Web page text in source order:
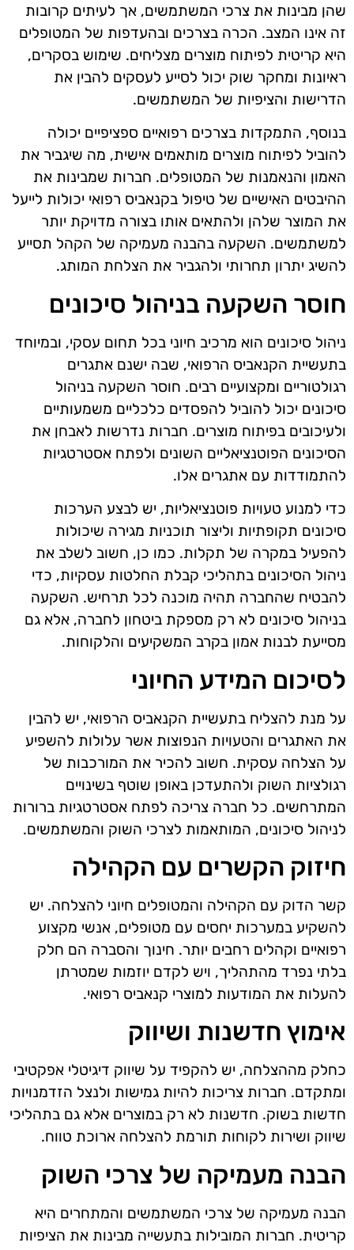
שהן מבינות את צרכי המשתמשים, אך לעיתים קרובות
זה אינו המצב. הכרה בצרכים ובהעדפות של המטופלים
היא קריטית לפיתוח מוצרים מצליחים. שימוש בסקרים,
ראיונות ומחקר שוק יכול לסייע לעסקים להבין את
הדרישות והציפיות של המשתמשים.
בנוסף, התמקדות בצרכים רפואיים ספציפיים יכולה
להוביל לפיתוח מוצרים מותאמים אישית, מה שיגביר את
האמון והנאמנות של המטופלים. חברות שמבינות את
ההיבטים האישיים של טיפול בקנאביס רפואי יכולות לייעל
את המוצר שלהן ולהתאים אותו בצורה מדויקת יותר
למשתמשים. השקעה בהבנה מעמיקה של הקהל תסייע
להשיג יתרון תחרותי ולהגביר את הצלחת המותג.
חוסר השקעה בניהול סיכונים
ניהול סיכונים הוא מרכיב חיוני בכל תחום עסקי, ובמיוחד
בתעשיית הקנאביס הרפואי, שבה ישנם אתגרים
רגולטוריים ומקצועיים רבים. חוסר השקעה בניהול
סיכונים יכול להוביל להפסדים כלכליים משמעותיים
ולעיכובים בפיתוח מוצרים. חברות נדרשות לאבחן את
הסיכונים הפוטנציאליים השונים ולפתח אסטרטגיות
להתמודדות עם אתגרים אלו.
כדי למנוע טעויות פוטנציאליות, יש לבצע הערכות
סיכונים תקופתיות וליצור תוכניות מגירה שיכולות
להפעיל במקרה של תקלות. כמו כן, חשוב לשלב את
ניהול הסיכונים בתהליכי קבלת החלטות עסקיות, כדי
להבטיח שהחברה תהיה מוכנה לכל תרחיש. השקעה
בניהול סיכונים לא רק מספקת ביטחון לחברה, אלא גם
מסייעת לבנות אמון בקרב המשקיעים והלקוחות.
לסיכום המידע החיוני
על מנת להצליח בתעשיית הקנאביס הרפואי, יש להבין
את האתגרים והטעויות הנפוצות אשר עלולות להשפיע
על הצלחה עסקית. חשוב להכיר את המורכבות של
רגולציות השוק ולהתעדכן באופן שוטף בשינויים
המתרחשים. כל חברה צריכה לפתח אסטרטגיות ברורות
לניהול סיכונים, המותאמות לצרכי השוק והמשתמשים.
חיזוק הקשרים עם הקהילה
קשר הדוק עם הקהילה והמטופלים חיוני להצלחה. יש
להשקיע במערכות יחסים עם מטופלים, אנשי מקצוע
רפואיים וקהלים רחבים יותר. חינוך והסברה הם חלק
בלתי נפרד מהתהליך, ויש לקדם יוזמות שמטרתן
להעלות את המודעות למוצרי קנאביס רפואי.
אימוץ חדשנות ושיווק
כחלק מההצלחה, יש להקפיד על שיווק דיגיטלי אפקטיבי
ומתקדם. חברות צריכות להיות גמישות ולנצל הזדמנויות
חדשות בשוק. חדשנות לא רק במוצרים אלא גם בתהליכי
שיווק ושירות לקוחות תורמת להצלחה ארוכת טווח.
הבנה מעמיקה של צרכי השוק
הבנה מעמיקה של צרכי המשתמשים והמתחרים היא
קריטית. חברות המובילות בתעשייה מבינות את הציפיות